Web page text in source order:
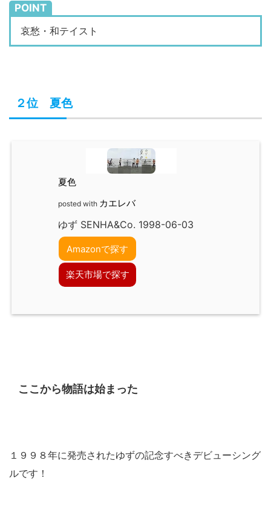
POINT
哀愁・和テイスト
２位 夏色
夏色
posted with カエレバ
ゆず SENHA&Co. 1998-06-03
Amazonで探す
楽天市場で探す
ここから物語は始まった
１９９８年に発売されたゆずの記念すべきデビューシング
ルです！